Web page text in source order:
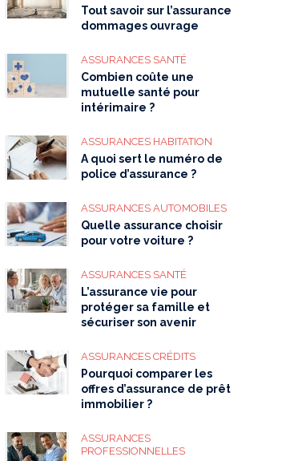
Tout savoir sur l’assurance
dommages ouvrage
ASSURANCES SANTÉ
Combien coûte une
mutuelle santé pour
intérimaire ?
ASSURANCES HABITATION
A quoi sert le numéro de
police d’assurance ?
ASSURANCES AUTOMOBILES
Quelle assurance choisir
pour votre voiture ?
ASSURANCES SANTÉ
L’assurance vie pour
protéger sa famille et
sécuriser son avenir
ASSURANCES CRÉDITS
Pourquoi comparer les
offres d’assurance de prêt
immobilier ?
ASSURANCES
PROFESSIONNELLES